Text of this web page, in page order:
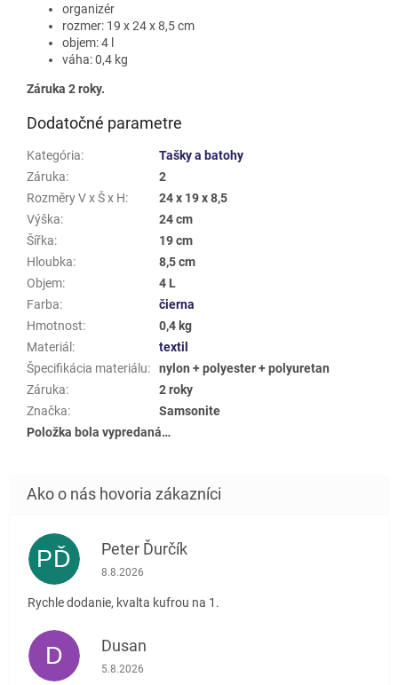
organizér
rozmer: 19 x 24 x 8,5 cm
objem: 4 l
váha: 0,4 kg
Záruka 2 roky.
Dodatočné parametre
Kategória:
Tašky a batohy
Záruka:
2
Rozměry V x Š x H:
24 x 19 x 8,5
Výška:
24 cm
Šířka:
19 cm
Hloubka:
8,5 cm
Objem:
4 L
Farba:
čierna
Hmotnost:
0,4 kg
Materiál :
textil
Špecifikácia materiálu:
nylon + polyester + polyuretan
Záruka:
2 roky
Značka:
Samsonite
Položka bola vypredaná…
PĎ Peter Ďurčík
Hodnotenie obchodu je 5 z 5 hviezdičiek.
8.8.2026
Rychle dodanie, kvalta kufrou na 1.
D Dusan
Hodnotenie obchodu je 5 z 5 hviezdičiek.
5.8.2026